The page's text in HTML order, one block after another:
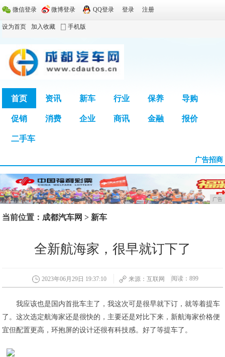
微信登录 微博登录 QQ登录 登录 注册
设为首页 加入收藏 手机版
首页 资讯 新车 行业 保养 导购
促销 消费 企业 商讯 金融 报价
二手车
广告招商
广告
当前位置： 成都汽车网 > 新车
全新航海家，很早就订下了
2023年06月29日 19:37:10 来源：互联网 阅读：899
我应该也是国内首批车主了，我这次可是很早就下订，就等着提车
了。这次选定航海家还是很快的，主要还是对比下来，新航海家价格便
宜但配置更高，环抱屏的设计还很有科技感。好了等提车了。